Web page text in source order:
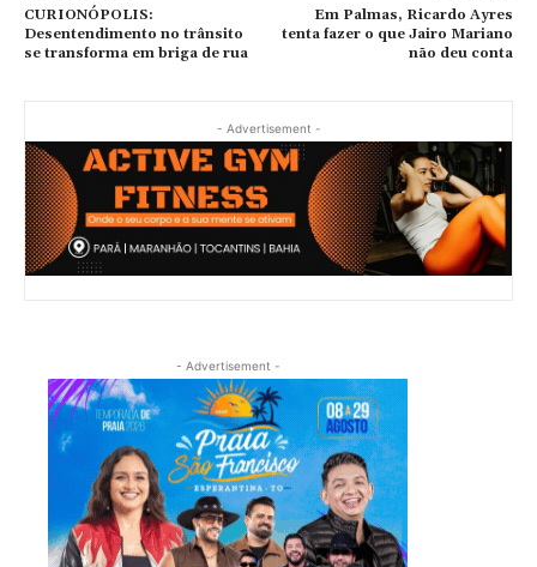
CURIONÓPOLIS:
Desentendimento no trânsito
se transforma em briga de rua
Em Palmas, Ricardo Ayres
tenta fazer o que Jairo Mariano
não deu conta
- Advertisement -
- Advertisement -